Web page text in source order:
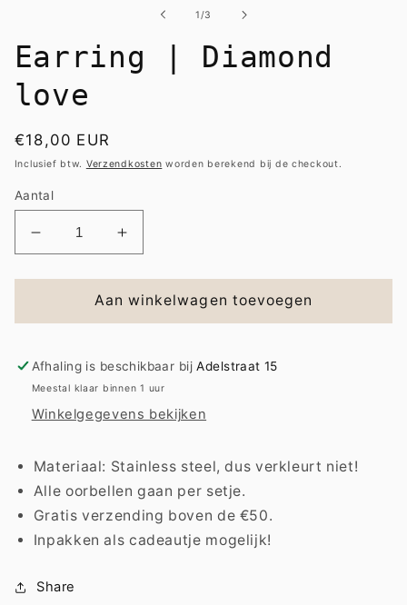
1 /van
3
Earring | Diamond
love
Normale
prijs
€18,00 EUR
Inclusief btw. Verzendkosten worden berekend bij de checkout.
Aantal
Aantal
verlagen
voor
|
love
Aantal
verhogen
voor
Earring
|
love
Aan winkelwagen toevoegen
Afhaling is beschikbaar bijAdelstraat 15
Meestal klaar binnen 1 uur
Winkelgegevens bekijken
Materiaal: Stainless steel, dus verkleurt niet!
Alle oorbellen gaan per setje.
Gratis verzending boven de €50.
Inpakken als cadeautje mogelijk!
Share